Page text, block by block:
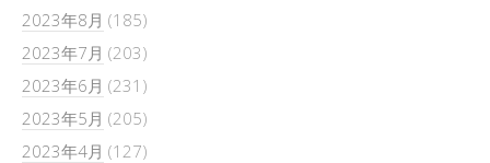
2023年8月 (185)
2023年7月 (203)
2023年6月 (231)
2023年5月 (205)
2023年4月 (127)